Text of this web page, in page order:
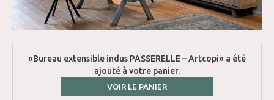
«Bureau extensible indus PASSERELLE – Artcopi» a été
ajouté à votre panier.
VOIR LE PANIER